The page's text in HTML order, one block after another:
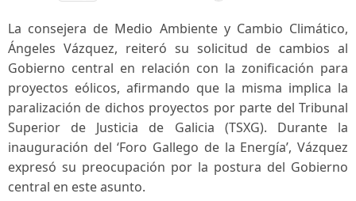
La⁢ consejera​ de Medio Ambiente y Cambio Climático,
Ángeles Vázquez, reiteró su solicitud de‍ cambios‍ al
Gobierno central en relación con la zonificación para
proyectos eólicos, afirmando que la misma​ implica la
‌paralización de dichos proyectos por ⁤parte del Tribunal
Superior de Justicia de Galicia (TSXG). Durante‌ la
inauguración ⁣del ‘Foro Gallego de la⁢ Energía’, Vázquez
expresó su preocupación por la postura del Gobierno
central en este asunto.